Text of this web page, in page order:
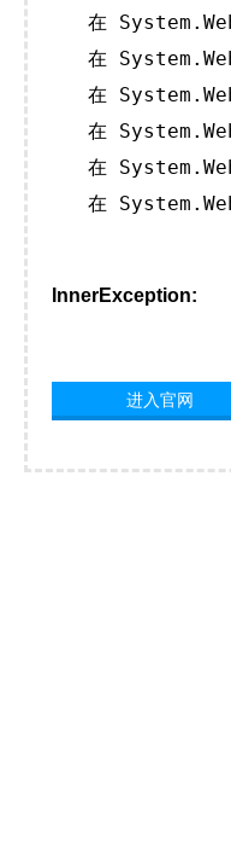
在
在
在
在
在
在
InnerException:
进入官网